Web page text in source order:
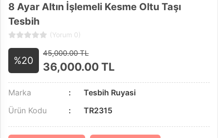
8 Ayar Altın İşlemeli Kesme Oltu Taşı
Tesbih
(Yorum 0)
%20
45,000.00 TL
36,000.00TL
Marka
Tesbih Ruyasi
Ürün Kodu
TR2315